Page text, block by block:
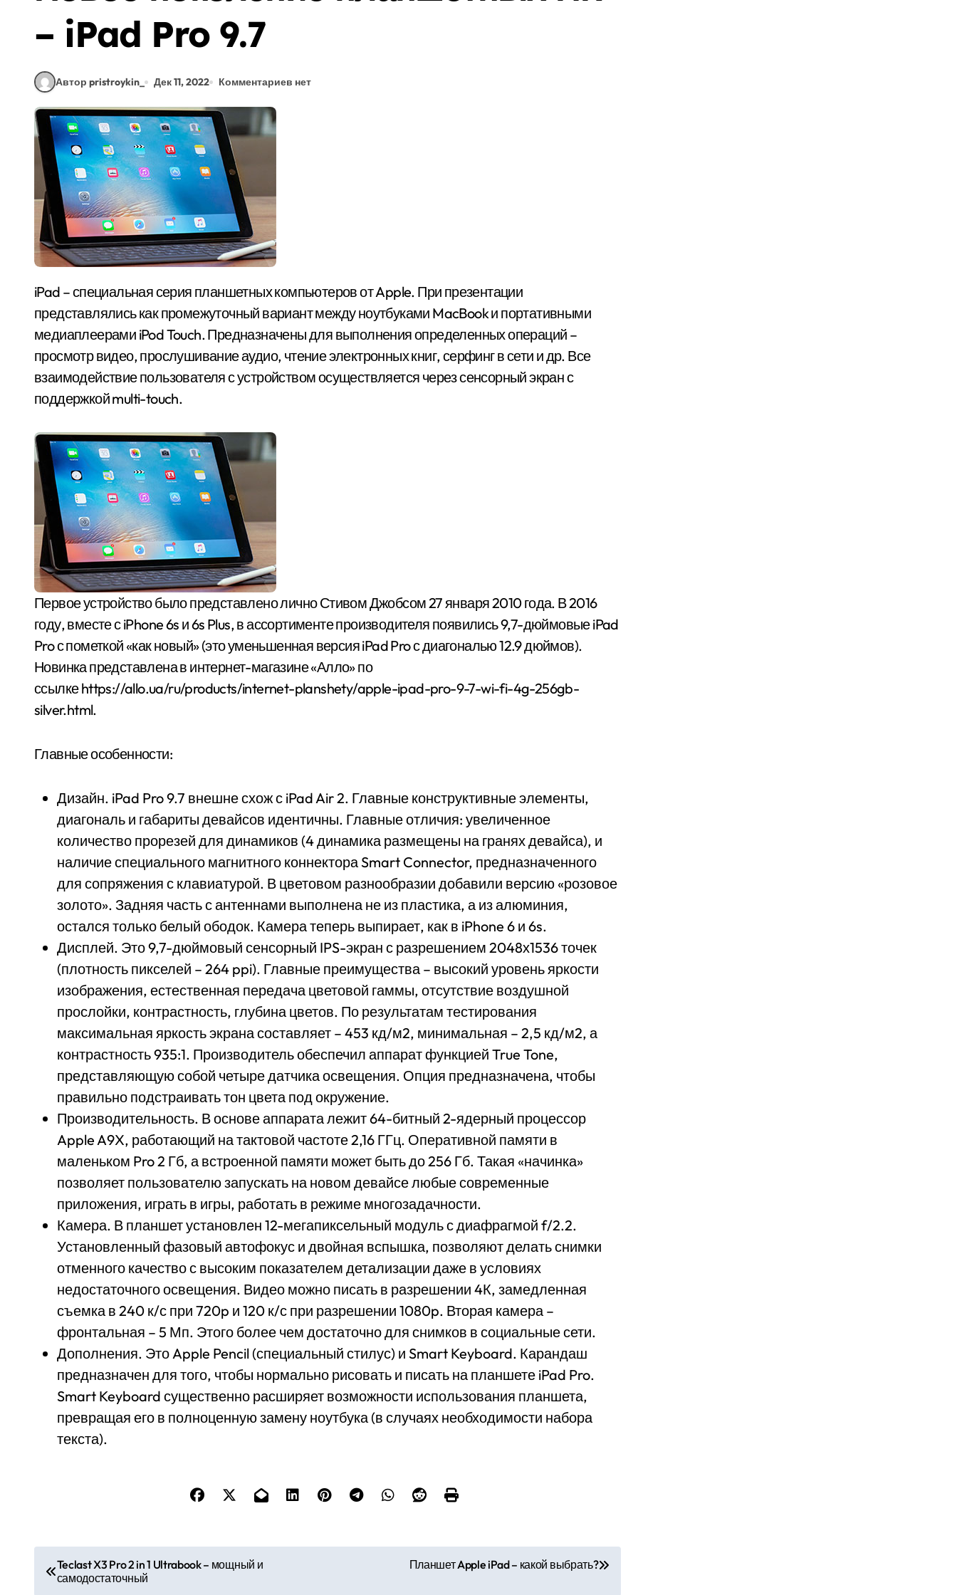
– iPad Pro 9.7
Автор pristroykin_ Дек 11, 2022 Комментариев нет
iPad – специальная серия планшетных компьютеров от Apple. При презентации
представлялись как промежуточный вариант между ноутбуками MacBook и портативными
медиаплеерами iPod Touch. Предназначены для выполнения определенных операций –
просмотр видео, прослушивание аудио, чтение электронных книг, серфинг в сети и др. Все
взаимодействие пользователя с устройством осуществляется через сенсорный экран с
поддержкой multi-touch.
Первое устройство было представлено лично Стивом Джобсом 27 января 2010 года. В 2016
году, вместе с iPhone 6s и 6s Plus, в ассортименте производителя появились 9,7-дюймовые iPad
Pro с пометкой «как новый» (это уменьшенная версия iPad Pro с диагональю 12.9 дюймов).
Новинка представлена в интернет-магазине «Алло» по
ссылке https://allo.ua/ru/products/internet-planshety/apple-ipad-pro-9-7-wi-fi-4g-256gb-
silver.html.
Главные особенности:
Дизайн. iPad Pro 9.7 внешне схож с iPad Air 2. Главные конструктивные элементы,
диагональ и габариты девайсов идентичны. Главные отличия: увеличенное
количество прорезей для динамиков (4 динамика размещены на гранях девайса), и
наличие специального магнитного коннектора Smart Connector, предназначенного
для сопряжения с клавиатурой. В цветовом разнообразии добавили версию «розовое
золото». Задняя часть с антеннами выполнена не из пластика, а из алюминия,
остался только белый ободок. Камера теперь выпирает, как в iPhone 6 и 6s.
Дисплей. Это 9,7-дюймовый сенсорный IPS-экран с разрешением 2048х1536 точек
(плотность пикселей – 264 ppi). Главные преимущества – высокий уровень яркости
изображения, естественная передача цветовой гаммы, отсутствие воздушной
прослойки, контрастность, глубина цветов. По результатам тестирования
максимальная яркость экрана составляет – 453 кд/м2, минимальная – 2,5 кд/м2, а
контрастность 935:1. Производитель обеспечил аппарат функцией True Tone,
представляющую собой четыре датчика освещения. Опция предназначена, чтобы
правильно подстраивать тон цвета под окружение.
Производительность. В основе аппарата лежит 64-битный 2-ядерный процессор
Apple A9X, работающий на тактовой частоте 2,16 ГГц. Оперативной памяти в
маленьком Pro 2 Гб, а встроенной памяти может быть до 256 Гб. Такая «начинка»
позволяет пользователю запускать на новом девайсе любые современные
приложения, играть в игры, работать в режиме многозадачности.
Камера. В планшет установлен 12-мегапиксельный модуль с диафрагмой f/2.2.
Установленный фазовый автофокус и двойная вспышка, позволяют делать снимки
отменного качество с высоким показателем детализации даже в условиях
недостаточного освещения. Видео можно писать в разрешении 4К, замедленная
съемка в 240 к/с при 720p и 120 к/с при разрешении 1080p. Вторая камера –
фронтальная – 5 Мп. Этого более чем достаточно для снимков в социальные сети.
Дополнения. Это Apple Pencil (специальный стилус) и Smart Keyboard. Карандаш
предназначен для того, чтобы нормально рисовать и писать на планшете iPad Pro.
Smart Keyboard существенно расширяет возможности использования планшета,
превращая его в полноценную замену ноутбука (в случаях необходимости набора
текста).
а
Teclast X3 Pro 2 in 1 Ultrabook – мощный и
самодостаточный
Планшет Apple iPad – какой выбрать?